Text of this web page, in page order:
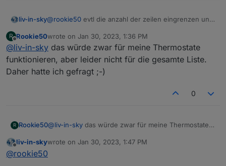
liv-in-sky@rookie50 evtl die anzahl der zeilen eingrenzen und
nicht
R
Offline
Rookie50wrote on Jan 30, 2023, 1:36 PM
last edited by
@liv-in-sky das würde zwar für meine Thermostate
funktionieren, aber leider nicht für die gesamte Liste.
Daher hatte ich gefragt ;-)
0
R Rookie50@liv-in-sky das würde zwar für meine Thermostate
Daher hatte ich gefragt ;-)
Offline
liv-in-skywrote on Jan 30, 2023, 1:47 PM
last edited by
@rookie50